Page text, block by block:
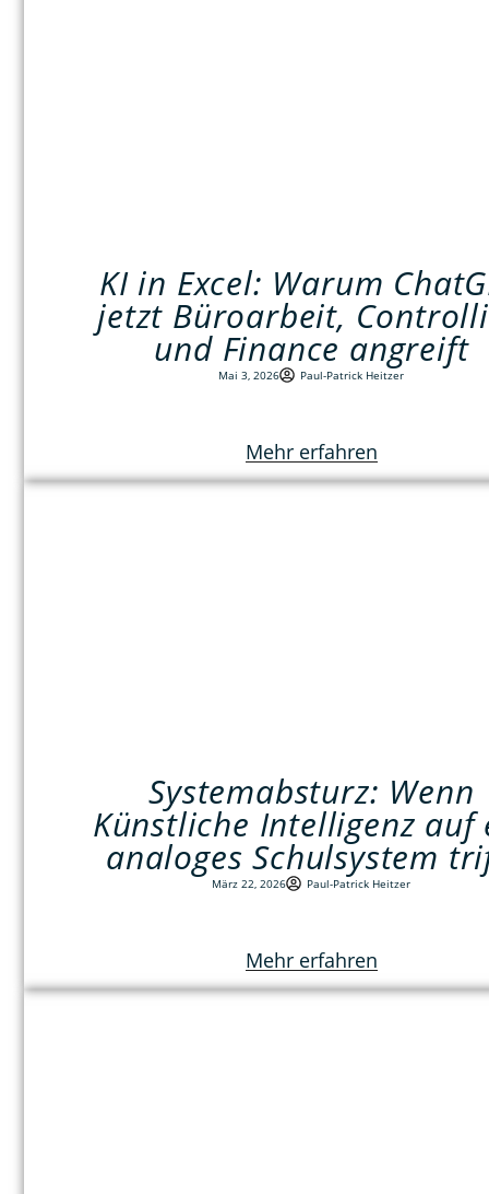
KI in Excel: Warum
jetzt Büroarbeit,
und Finance angreift
Mai 3, 2026 Paul-Patrick Heitzer
Mehr erfahren
Systemabsturz: Wenn
Künstliche Intelligenz auf
analoges Schulsystem
März 22, 2026 Paul-Patrick Heitzer
Mehr erfahren